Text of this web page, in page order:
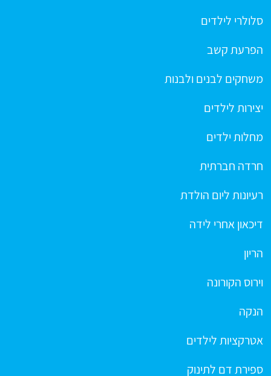
סלולרי לילדים
הפרעת קשב
משחקים לבנים ולבנות
יצירות לילדים
מחלות ילדים
חרדה חברתית
רעיונות ליום הולדת
דיכאון אחרי לידה
הריון
וירוס הקורונה
הנקה
אטרקציות לילדים
ספירת דם לתינוק